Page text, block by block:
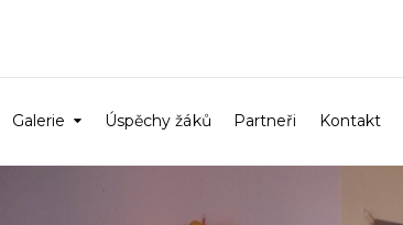
Galerie Úspěchy žáků Partneři Kontakt